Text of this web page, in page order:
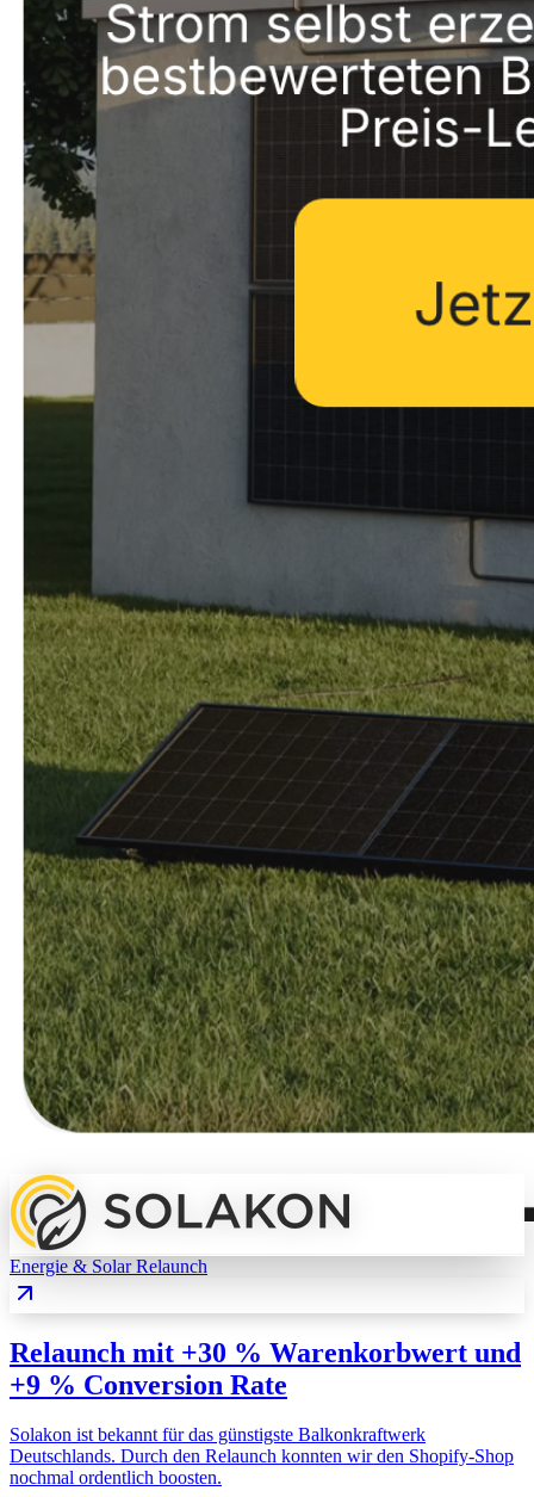
Energie & Solar Relaunch
Relaunch mit +30 % Warenkorbwert und
+9 % Conversion Rate
Solakon ist bekannt für das günstigste Balkonkraftwerk
Deutschlands. Durch den Relaunch konnten wir den Shopify-Shop
nochmal ordentlich boosten.